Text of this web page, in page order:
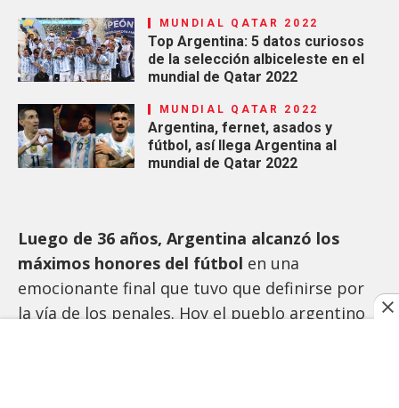
MUNDIAL QATAR 2022
Top Argentina: 5 datos curiosos
de la selección albiceleste en el
mundial de Qatar 2022
MUNDIAL QATAR 2022
Argentina, fernet, asados y
fútbol, así llega Argentina al
mundial de Qatar 2022
Luego de 36 años, Argentina alcanzó los
máximos honores del fútbol en una
emocionante final que tuvo que definirse por
la vía de los penales. Hoy el pueblo argentino